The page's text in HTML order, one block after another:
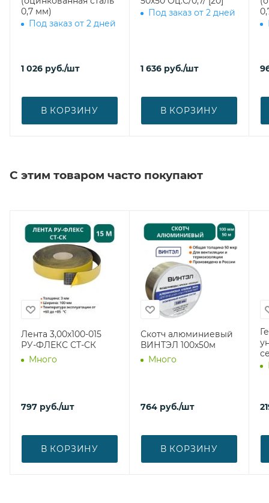
0,7 мм)
Под заказ от 2 дней
1 026 руб./шт
В КОРЗИНУ
Под заказ от 2 дней
1 636 руб./шт
В КОРЗИНУ
С этим товаром часто покупают
Лента 3,00х100-015
РУ-ФЛЕКС СТ-СК
Много
797 руб./шт
В КОРЗИНУ
Скотч алюминиевый
ВИНТЭЛ 100х50м
Много
764 руб./шт
В КОРЗИНУ